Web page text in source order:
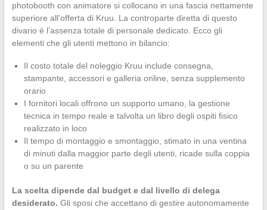
photobooth con animatore si collocano in una fascia nettamente
superiore all’offerta di Kruu. La controparte diretta di questo
divario è l’assenza totale di personale dedicato. Ecco gli
elementi che gli utenti mettono in bilancio:
Il costo totale del noleggio Kruu include consegna,
stampante, accessori e galleria online, senza supplemento
orario
I fornitori locali offrono un supporto umano, la gestione
tecnica in tempo reale e talvolta un libro degli ospiti fisico
realizzato in loco
Il tempo di montaggio e smontaggio, stimato in una ventina
di minuti dalla maggior parte degli utenti, ricade sulla coppia
o su un parente
La scelta dipende dal budget e dal livello di delega
desiderato. Gli sposi che accettano di gestire autonomamente